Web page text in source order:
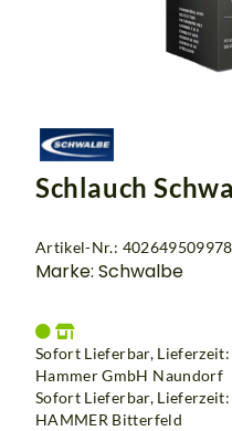
Schlauch
Artikel-Nr.:
Marke: Schwalbe
Sofort Lieferbar,
Hammer GmbH Naundorf
Sofort Lieferbar,
HAMMER Bitterfeld